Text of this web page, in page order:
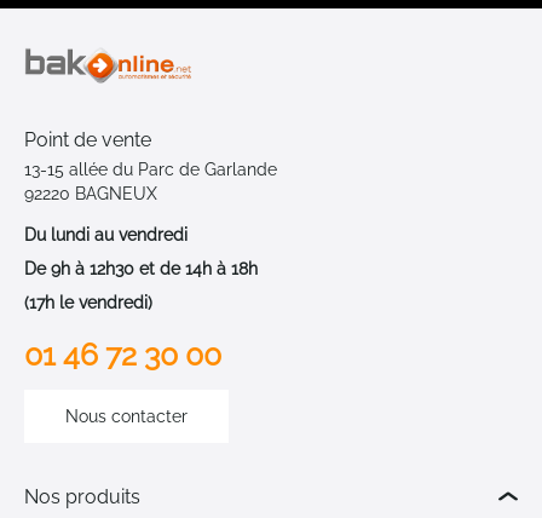
Point de vente
13-15 allée du Parc de Garlande
92220 BAGNEUX
Du lundi au vendredi
De 9h à 12h30 et de 14h à 18h
(17h le vendredi)
01 46 72 30 00
Nous contacter
Nos produits